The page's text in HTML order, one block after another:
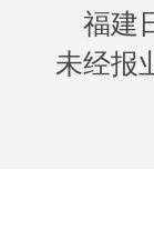
福建
未经报